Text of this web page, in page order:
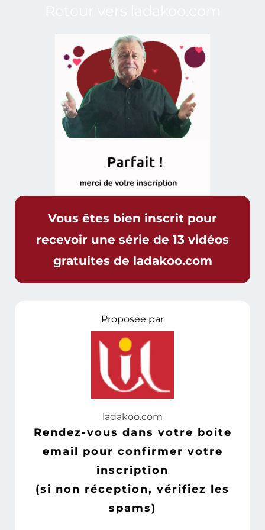
Vous êtes bien inscrit pour
recevoir une série de 13 vidéos
gratuites de ladakoo.com
Proposée par
ladakoo.com
Rendez-vous dans votre boite
email pour confirmer votre
inscription
(si non réception, vérifiez les
spams)